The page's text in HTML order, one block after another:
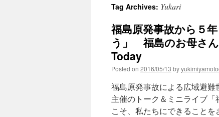
Tag Archives: Yukari
福島原発事故から５
う」 福島のお母さ
Today
Posted on 2016/05/13 by
福島原発事故による広域避難
主催のトーク＆ミニライブ
こそ、私たちにできること